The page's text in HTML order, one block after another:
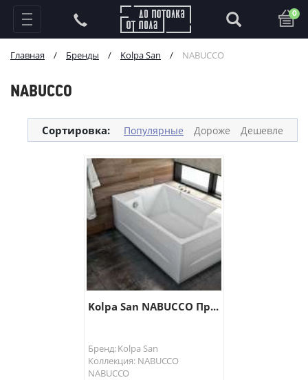
0
Главная / Бренды / Kolpa San / NABUCCO
NABUCCO
Сортировка: Популярные Дороже Дешевле
Kolpa San NABUCCO Пр...
Бренд: Kolpa San
Коллекция: NABUCCO
NABUCCO